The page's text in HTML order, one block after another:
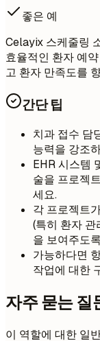
좋은 예
Celayix 스케줄링
효율적인 환자 예
고 환자 만족도를
간단 팁
치과 접수 담
능력을 강조
EHR 시스템
술을 프로젝
세요.
각 프로젝트
(특히 환자
을 보여주도
가능하다면
작업에 대한
자주 묻는 질
이 역할에 대한 일